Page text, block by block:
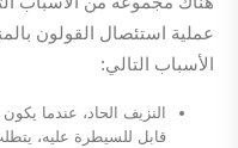
عملية استئصال القولون
الأسباب التالي:
النزيف الحاد، عندما
قابل للسيطرة عليه،